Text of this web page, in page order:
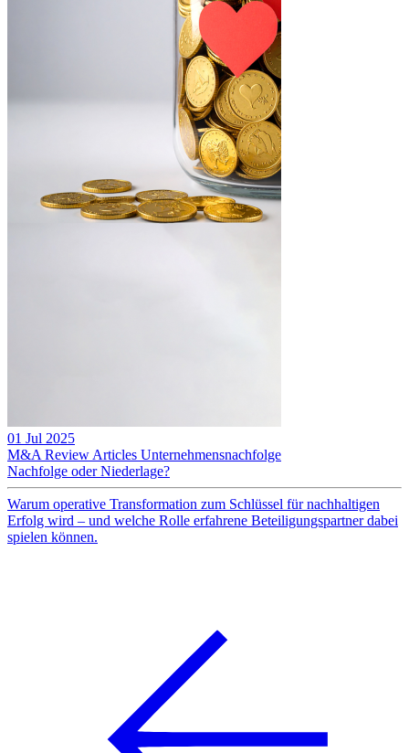
01 Jul 2025
M&A Review Articles Unternehmensnachfolge
Nachfolge oder Niederlage?
Warum operative Transformation zum Schlüssel für nachhaltigen
Erfolg wird – und welche Rolle erfahrene Beteiligungspartner dabei
spielen können.